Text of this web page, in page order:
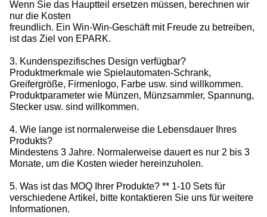
Wenn Sie das Hauptteil ersetzen müssen, berechnen wir
nur die Kosten
freundlich. Ein Win-Win-Geschäft mit Freude zu betreiben,
ist das Ziel von EPARK.
3. Kundenspezifisches Design verfügbar?
Produktmerkmale wie Spielautomaten-Schrank,
Greifergröße, Firmenlogo, Farbe usw. sind willkommen.
Produktparameter wie Münzen, Münzsammler, Spannung,
Stecker usw. sind willkommen.
4. Wie lange ist normalerweise die Lebensdauer Ihres
Produkts?
Mindestens 3 Jahre. Normalerweise dauert es nur 2 bis 3
Monate, um die Kosten wieder hereinzuholen.
5. Was ist das MOQ Ihrer Produkte? ** 1-10 Sets für
verschiedene Artikel, bitte kontaktieren Sie uns für weitere
Informationen.